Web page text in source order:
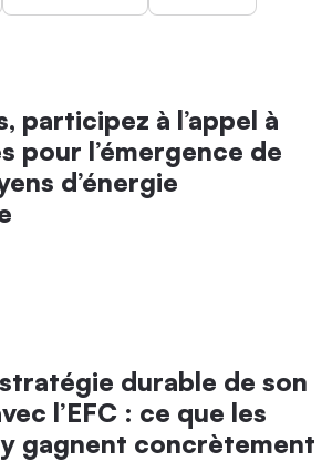
participez à l’appel à
pour l’émergence de
d’énergie
durable de son
l’EFC : ce que les
gagnent concrètement